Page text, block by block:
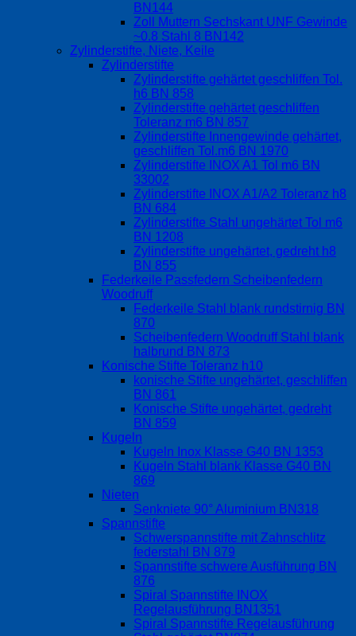
BN144
Zoll Muttern Sechskant UNF Gewinde
~0.8 Stahl 8 BN142
Zylinderstifte, Niete, Keile
Zylinderstifte
Zylinderstifte gehärtet geschliffen Tol.
h6 BN 858
Zylinderstifte gehärtet geschliffen
Toleranz m6 BN 857
Zylinderstifte Innengewinde gehärtet,
geschliffen Tol.m6 BN 1970
Zylinderstifte INOX A1 Tol m6 BN
33002
Zylinderstifte INOX A1/A2 Toleranz h8
BN 684
Zylinderstifte Stahl ungehärtet Tol m6
BN 1208
Zylinderstifte ungehärtet, gedreht h8
BN 855
Federkeile Passfedern Scheibenfedern
Woodruff
Federkeile Stahl blank rundstirnig BN
870
Scheibenfedern Woodruff Stahl blank
halbrund BN 873
Konische Stifte Toleranz h10
konische Stifte ungehärtet, geschliffen
BN 861
Konische Stifte ungehärtet, gedreht
BN 859
Kugeln
Kugeln Inox Klasse G40 BN 1353
Kugeln Stahl blank Klasse G40 BN
869
Nieten
Senkniete 90° Aluminium BN318
Spannstifte
Schwerspannstifte mit Zahnschlitz
federstahl BN 879
Spannstifte schwere Ausführung BN
876
Spiral Spannstifte INOX
Regelausführung BN1351
Spiral Spannstifte Regelausführung